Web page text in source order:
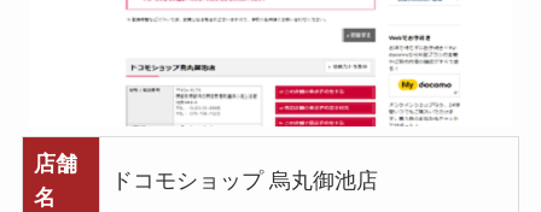
店舗
名
ドコモショップ 烏丸御池店